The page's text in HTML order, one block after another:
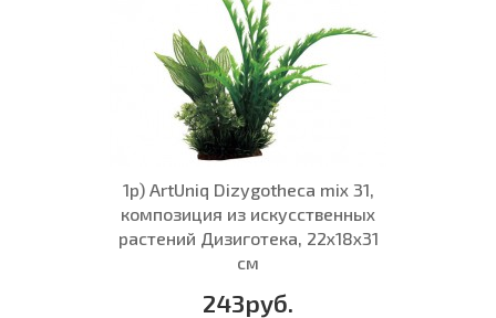
1р) ArtUniq Dizygotheca mix 31,
композиция из искусственных
растений Дизиготека, 22x18x31
см
243руб.